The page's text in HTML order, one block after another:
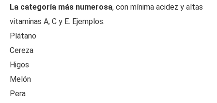
La categoría más numerosa, con mínima acidez y altas
vitaminas A, C y E. Ejemplos:
Plátano
Cereza
Higos
Melón
Pera